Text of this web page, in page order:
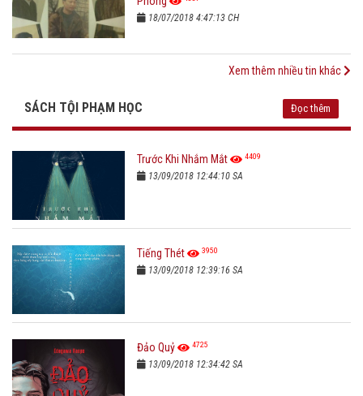
18/07/2018 4:47:13 CH
Xem thêm nhiều tin khác
SÁCH TỘI PHẠM HỌC Đọc thêm
Trước Khi Nhắm Mắt 4409
13/09/2018 12:44:10 SA
Tiếng Thét 3950
13/09/2018 12:39:16 SA
Đảo Quỷ 4725
13/09/2018 12:34:42 SA